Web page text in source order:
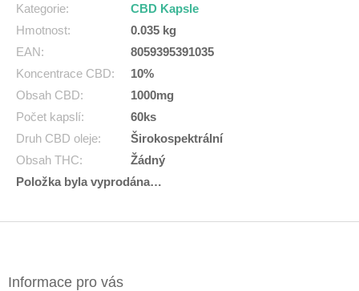
Kategorie:
CBD Kapsle
Hmotnost:
0.035 kg
EAN:
8059395391035
Koncentrace CBD:
10%
Obsah CBD:
1000mg
Počet kapslí:
60ks
Druh CBD oleje:
Širokospektrální
Obsah THC:
Žádný
Položka byla vyprodána…
Informace pro vás